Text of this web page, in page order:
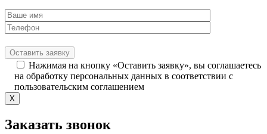
Нажимая на кнопку «Оставить заявку», вы соглашаетесь
на обработку персональных данных в соответствии с
пользовательским соглашением
X
Заказать звонок